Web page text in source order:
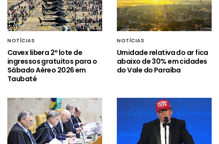
NOTÍCIAS
Cavex libera 2º lote de
ingressos gratuitos para o
Sábado Aéreo 2026 em
Taubaté
NOTÍCIAS
Umidade relativa do ar fica
abaixo de 30% em cidades
do Vale do Paraíba